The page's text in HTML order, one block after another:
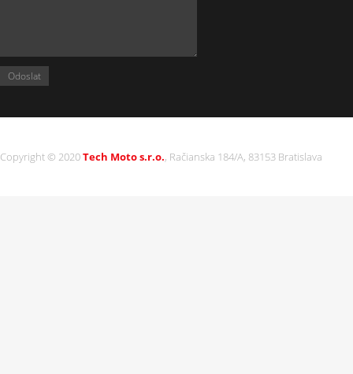
Copyright © 2020Tech Moto s.r.o., Račianska 184/A, 83153 Bratislava